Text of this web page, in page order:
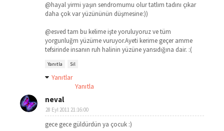
@hayal yirmi yaşın sendromumu olur tatlım tadını çıkar
daha çok var yüzününün düşmesine:))
@esved tam bu kelime işte yoruluyoruz ve tüm
yorgunluğm yüzüme vuruyor.Ayeti kerime geçer amme
tefsirinde insanın ruh halinin yüzüne yansıdığına dair. :(
Yanıtla Sil
Yanıtlar
Yanıtla
neval
28 Eyl 2011 21:16:00
gece gece güldürdün ya çocuk :)